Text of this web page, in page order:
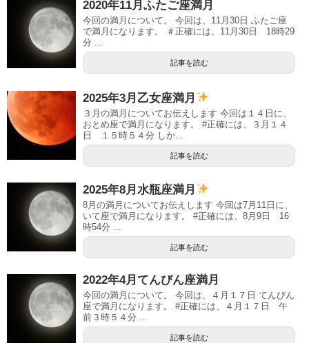
2020年11月ふたご座満月
今回の満月について。 今回は、11月30日 ふたご座
で満月になります。 ＃正確には、11月30日 18時29
分 ...
記事を読む
2025年3月乙女座満月
３月の満月についてお伝えします 今回は１４日に、
おとめ座で満月になります。 #正確には、３月１４
日 １５時５４分 しか...
記事を読む
2025年8月水瓶座満月
8月の満月についてお伝えします 今回は7月11日に、
いて座で満月になります。 #正確には、8月9日 16
時54分 ...
記事を読む
2022年4月てんびん座満月
今回の満月について。 今回は、４月１７日 てんびん
座で満月になります。 #正確には、４月１７日 午
前３時５４分 ...
記事を読む